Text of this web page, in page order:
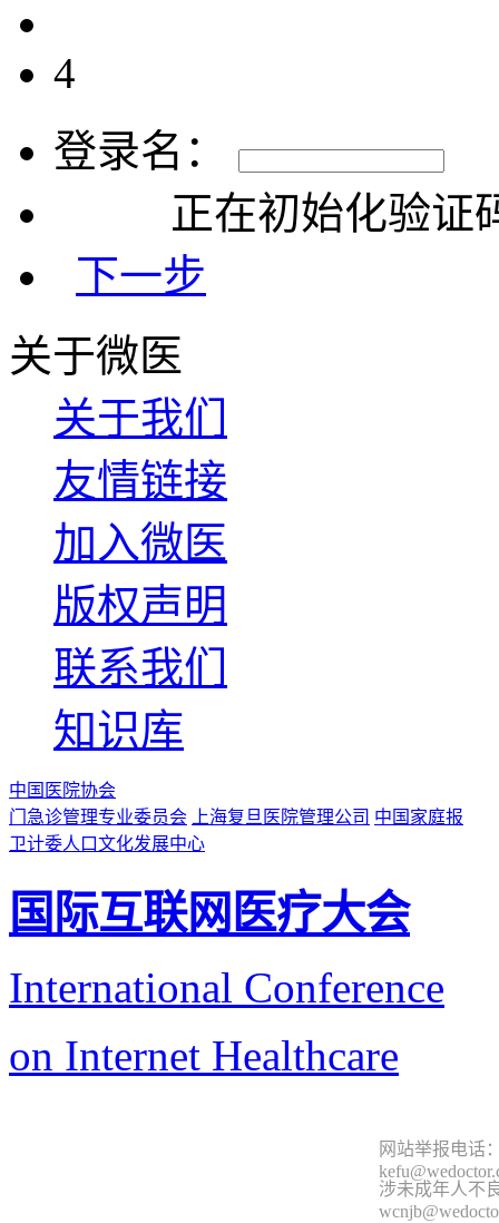
4
登录名：
正在初始化验证
下一步
关于微医
关于我们
友情链接
加入微医
版权声明
联系我们
知识库
中国医院协会
门急诊管理专业委员会
上海复旦医院管理公司 中国家庭报
卫计委人口文化发展中心
国际互联网医疗大会
International Conference
on Internet Healthcare
网站举报电话
涉未成年人不